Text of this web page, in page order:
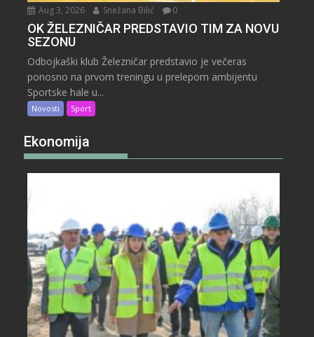
Aug 3, 2026 Snežana Bilić 0
OK ŽELEZNIČAR PREDSTAVIO TIM ZA NOVU
SEZONU
Odbojkaški klub Železničar predstavio je večeras
ponosno na prvom treningu u prelepom ambijentu
Sportske hale u...
Novosti Sport
Ekonomija